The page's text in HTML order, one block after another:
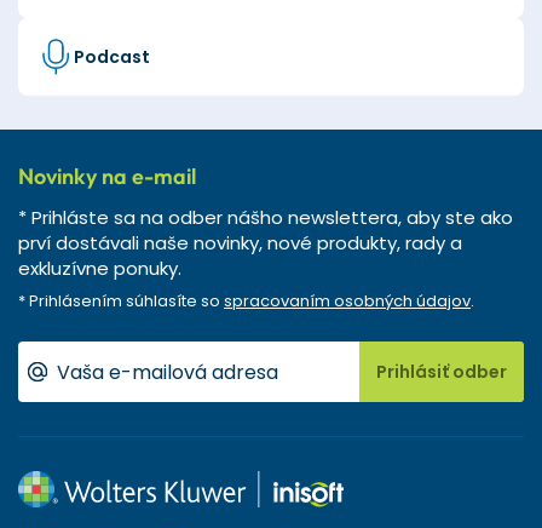
Podcast
Novinky na e-mail
* Prihláste sa na odber nášho newslettera, aby ste ako
prví dostávali naše novinky, nové produkty, rady a
exkluzívne ponuky.
* Prihlásením súhlasíte so spracovaním osobných údajov.
Prihlásiť odber